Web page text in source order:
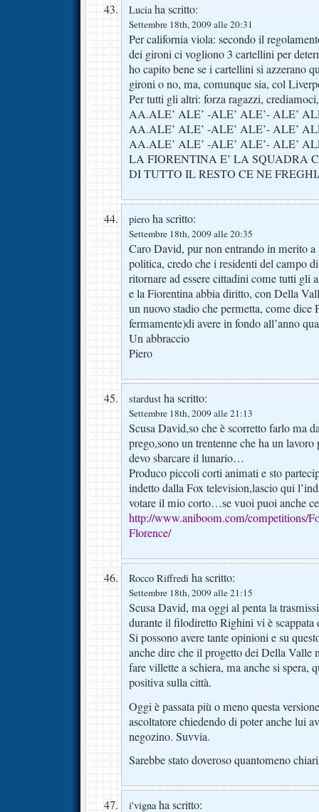
Luciaha scritto:
Settembre 18th, 2009 alle 20:31
Per california viola: secondo il
dei gironi ci vogliono 3 cartellini per
ho capito bene se i cartellini si azzerano
gironi o no, ma, comunque sia, col
Per tutti gli altri: forza ragazzi,
AA.ALE’ ALE’ -ALE’ ALE’- ALE’
AA.ALE’ ALE’ -ALE’ ALE’- ALE’
AA.ALE’ ALE’ -ALE’ ALE’- ALE’
LA FIORENTINA E’ LA SQUADRA
DI TUTTO IL RESTO CE NE
piero ha scritto:
Settembre 18th, 2009 alle 20:35
Caro David, pur non entrando in merito
politica, credo che i residenti del campo
ritornare ad essere cittadini come tutti gli
e la Fiorentina abbia diritto, con Della
un nuovo stadio che permetta, come dice
fermamente)di avere in fondo all’anno
Un abbraccio
Piero
stardust ha scritto:
Settembre 18th, 2009 alle 21:13
Scusa David,so che è scorretto farlo ma
prego,sono un trentenne che ha un
devo sbarcare il lunario…
Produco piccoli corti animati e sto
indetto dalla Fox television,lascio qui
votare il mio corto…se vuoi puoi anche
http://www.aniboom.com/competitions/
Florence/
Rocco Riffredi ha scritto:
Settembre 18th, 2009 alle 21:15
Scusa David, ma oggi al penta la
durante il filodiretto Righini vi è scappata
Si possono avere tante opinioni e su
anche dire che il progetto dei Della Valle
fare villette a schiera, ma anche si spera,
positiva sulla città.
Oggi è passata più o meno questa
ascoltatore chiedendo di poter anche lui
negozino. Suvvia.
Sarebbe stato doveroso quantomeno
i'vignaha scritto: